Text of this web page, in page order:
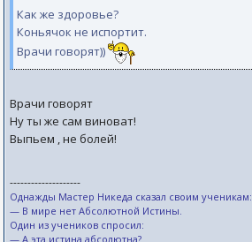
Как же здоровье?
Коньячок не испортит.
Врачи говорят))
Врачи говорят
Ну ты же сам виноват!
Выпьем , не болей!
--------------------
Однажды Мастер Никеда сказал своим ученикам:
— В мире нет Абсолютной Истины.
Один из учеников спросил:
— А эта истина абсолютна?